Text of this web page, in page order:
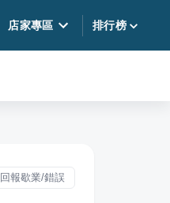
店家專區 排行榜
回報歇業/錯誤